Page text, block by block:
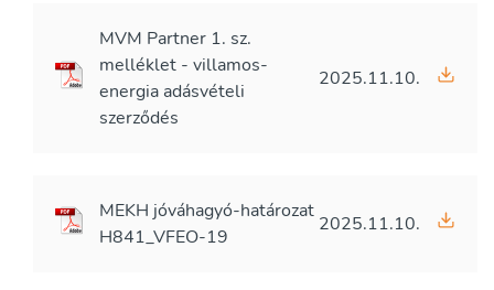
MVM Partner 1. sz.
melléklet - villamos-
energia adásvételi
szerződés
2025.11.10.
MEKH jóváhagyó-határozat
H841_VFEO-19
2025.11.10.